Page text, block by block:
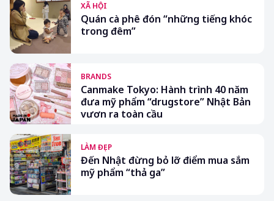
XÃ HỘI
Quán cà phê đón “những tiếng khóc
trong đêm”
BRANDS
Canmake Tokyo: Hành trình 40 năm
đưa mỹ phẩm “drugstore” Nhật Bản
vươn ra toàn cầu
LÀM ĐẸP
Đến Nhật đừng bỏ lỡ điểm mua sắm
mỹ phẩm “thả ga”